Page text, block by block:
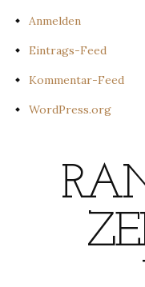
Anmelden
Eintrags-Feed
Kommentar-Feed
WordPress.org